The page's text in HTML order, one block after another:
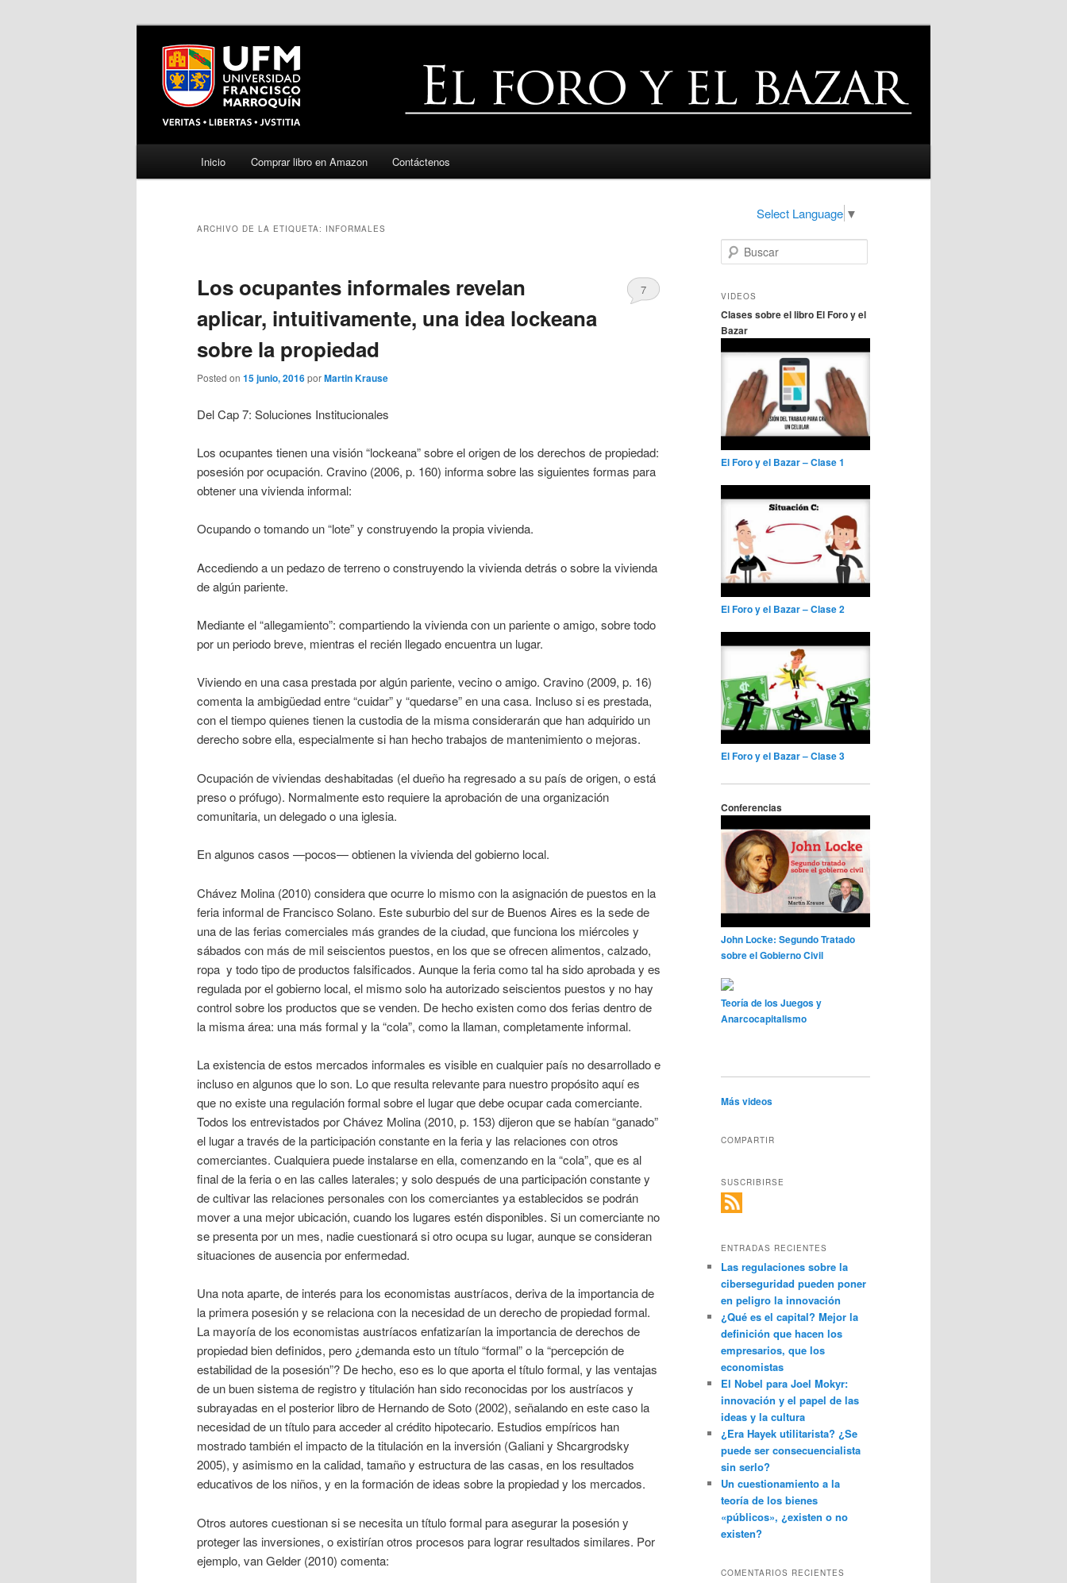
Ir
principal
Ir
secundario
Inicio Comprar libro en Amazon Contáctenos
Select Language ▼
ARCHIVO DE LA ETIQUETA: INFORMALES
Los ocupantes informales revelan
aplicar, intuitivamente, una idea lockeana
sobre la propiedad
Posted on 15 junio, 2016porMartin Krause
7
Del Cap 7: Soluciones Institucionales
Los ocupantes tienen una visión “lockeana” sobre el origen de los derechos de propiedad:
posesión por ocupación. Cravino (2006, p. 160) informa sobre las siguientes formas para
obtener una vivienda informal:
Ocupando o tomando un “lote” y construyendo la propia vivienda.
Accediendo a un pedazo de terreno o construyendo la vivienda detrás o sobre la vivienda
de algún pariente.
Mediante el “allegamiento”: compartiendo la vivienda con un pariente o amigo, sobre todo
por un periodo breve, mientras el recién llegado encuentra un lugar.
Viviendo en una casa prestada por algún pariente, vecino o amigo. Cravino (2009, p. 16)
comenta la ambigüedad entre “cuidar” y “quedarse” en una casa. Incluso si es prestada,
con el tiempo quienes tienen la custodia de la misma considerarán que han adquirido un
derecho sobre ella, especialmente si han hecho trabajos de mantenimiento o mejoras.
Ocupación de viviendas deshabitadas (el dueño ha regresado a su país de origen, o está
preso o prófugo). Normalmente esto requiere la aprobación de una organización
comunitaria, un delegado o una iglesia.
En algunos casos —pocos— obtienen la vivienda del gobierno local.
Chávez Molina (2010) considera que ocurre lo mismo con la asignación de puestos en la
feria informal de Francisco Solano. Este suburbio del sur de Buenos Aires es la sede de
una de las ferias comerciales más grandes de la ciudad, que funciona los miércoles y
sábados con más de mil seiscientos puestos, en los que se ofrecen alimentos, calzado,
ropa y todo tipo de productos falsificados. Aunque la feria como tal ha sido aprobada y es
regulada por el gobierno local, el mismo solo ha autorizado seiscientos puestos y no hay
control sobre los productos que se venden. De hecho existen como dos ferias dentro de
la misma área: una más formal y la “cola”, como la llaman, completamente informal.
La existencia de estos mercados informales es visible en cualquier país no desarrollado e
incluso en algunos que lo son. Lo que resulta relevante para nuestro propósito aquí es
que no existe una regulación formal sobre el lugar que debe ocupar cada comerciante.
Todos los entrevistados por Chávez Molina (2010, p. 153) dijeron que se habían “ganado”
el lugar a través de la participación constante en la feria y las relaciones con otros
comerciantes. Cualquiera puede instalarse en ella, comenzando en la “cola”, que es al
final de la feria o en las calles laterales; y solo después de una participación constante y
de cultivar las relaciones personales con los comerciantes ya establecidos se podrán
mover a una mejor ubicación, cuando los lugares estén disponibles. Si un comerciante no
se presenta por un mes, nadie cuestionará si otro ocupa su lugar, aunque se consideran
situaciones de ausencia por enfermedad.
Una nota aparte, de interés para los economistas austríacos, deriva de la importancia de
la primera posesión y se relaciona con la necesidad de un derecho de propiedad formal.
La mayoría de los economistas austríacos enfatizarían la importancia de derechos de
propiedad bien definidos, pero ¿demanda esto un título “formal” o la “percepción de
estabilidad de la posesión”? De hecho, eso es lo que aporta el título formal, y las ventajas
de un buen sistema de registro y titulación han sido reconocidas por los austríacos y
subrayadas en el posterior libro de Hernando de Soto (2002), señalando en este caso la
necesidad de un título para acceder al crédito hipotecario. Estudios empíricos han
mostrado también el impacto de la titulación en la inversión (Galiani y Shcargrodsky
2005), y asimismo en la calidad, tamaño y estructura de las casas, en los resultados
educativos de los niños, y en la formación de ideas sobre la propiedad y los mercados.
Otros autores cuestionan si se necesita un título formal para asegurar la posesión y
proteger las inversiones, o existirían otros procesos para lograr resultados similares. Por
ejemplo, van Gelder (2010) comenta:
u
c
r
VIDEOS
Clases sobre el libro El Foro y el
Bazar
El Foro y el Bazar – Clase 1
El Foro y el Bazar – Clase 2
El Foro y el Bazar – Clase 3
Conferencias
John Locke: Segundo Tratado
sobre el Gobierno Civil
Teoría de los Juegos y
Anarcocapitalismo
Más videos
COMPARTIR
SUSCRIBIRSE
ENTRADAS RECIENTES
Las regulaciones sobre la
ciberseguridad pueden poner
en peligro la innovación
¿Qué es el capital? Mejor la
definición que hacen los
empresarios, que los
economistas
El Nobel para Joel Mokyr:
innovación y el papel de las
ideas y la cultura
¿Era Hayek utilitarista? ¿Se
puede ser consecuencialista
sin serlo?
Un cuestionamiento a la
teoría de los bienes
«públicos», ¿existen o no
existen?
COMENTARIOS RECIENTES